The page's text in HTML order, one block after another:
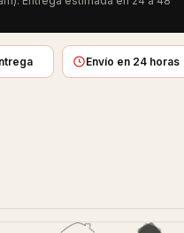
Envío en 24 horas